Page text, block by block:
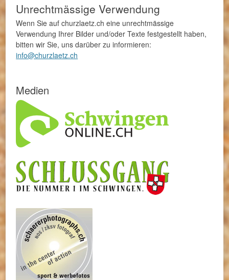
Unrechtmässige Verwendung
Wenn Sie auf churzlaetz.ch eine unrechtmässige
Verwendung Ihrer Bilder und/oder Texte festgestellt haben,
bitten wir Sie, uns darüber zu informieren:
info@churzlaetz.ch
Medien